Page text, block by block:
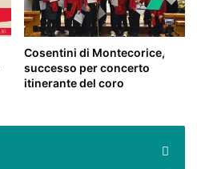
Cosentini di Montecorice,
successo per concerto
itinerante del coro